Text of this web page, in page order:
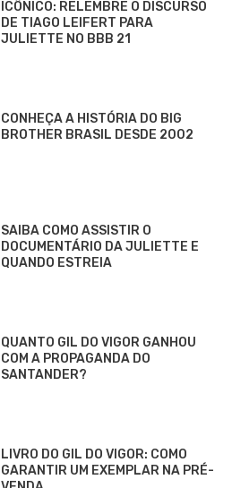
ICÔNICO: RELEMBRE O DISCURSO
DE TIAGO LEIFERT PARA
JULIETTE NO BBB 21
CONHEÇA A HISTÓRIA DO BIG
BROTHER BRASIL DESDE 2002
SAIBA COMO ASSISTIR O
DOCUMENTÁRIO DA JULIETTE E
QUANDO ESTREIA
QUANTO GIL DO VIGOR GANHOU
COM A PROPAGANDA DO
SANTANDER?
LIVRO DO GIL DO VIGOR: COMO
GARANTIR UM EXEMPLAR NA PRÉ-